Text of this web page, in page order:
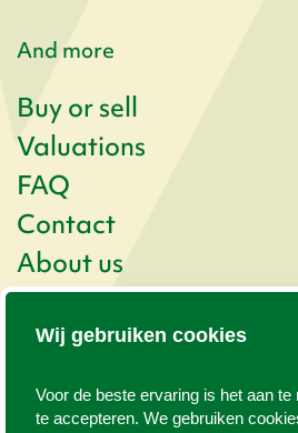
Wij gebruiken cookies
Voor de beste ervaring is het aan
te accepteren. We gebruiken
And more
Buy or sell
Valuations
FAQ
Contact
About us
Newsletter
Kogerstraat 57
1791 EP
0222 - 313 025